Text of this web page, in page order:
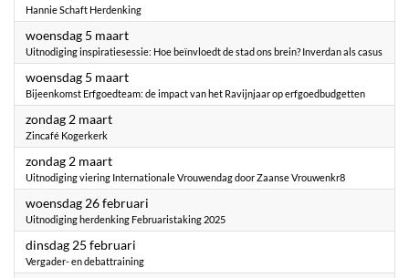
Hannie Schaft Herdenking
woensdag 5 maart2025
Uitnodiging inspiratiesessie: Hoe beïnvloedt de stad ons brein? Inverdan als casus
woensdag 5 maart2025
Bijeenkomst Erfgoedteam: de impact van het Ravijnjaar op erfgoedbudgetten
zondag 2 maart2025
Zincafé Kogerkerk
zondag 2 maart2025
Uitnodiging viering Internationale Vrouwendag door Zaanse Vrouwenkr8
woensdag 26 februari
Uitnodiging herdenking Februaristaking 2025
dinsdag 25 februari
Vergader- en debattraining